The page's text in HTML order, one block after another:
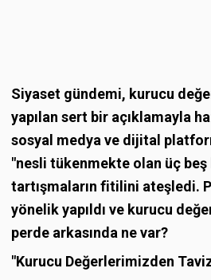
Siyaset gündemi, kurucu
yapılan sert bir açıklamayla
sosyal medya ve dijital
"nesli tükenmekte olan üç
tartışmaların fitilini ateşledi.
yönelik yapıldı ve kurucu
perde arkasında ne var?
"Kurucu Değerlerimizden